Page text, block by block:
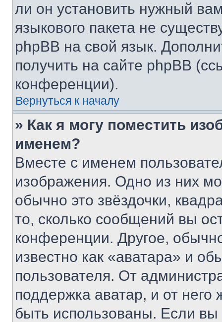
ли он установить нужный
языкового пакета не
phpBB на свой язык.
получить на сайте phpBB
конференции).
Вернуться к началу
» Как я могу поместить
именем?
Вместе с именем
изображения. Одно из них
обычно это звёздочки,
то, сколько сообщений вы
конференции. Другое,
известно как «аватара» и
пользователя. От
поддержка аватар, и от него
быть использованы. Если